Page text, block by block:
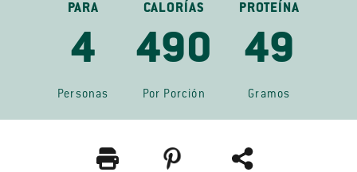
PARA
4
Personas
CALORÍAS
490
Por Porción
PROTEÍNA
49
Gramos